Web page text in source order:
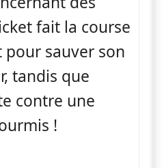
fait la course
sauver son
tandis que
contre une
!